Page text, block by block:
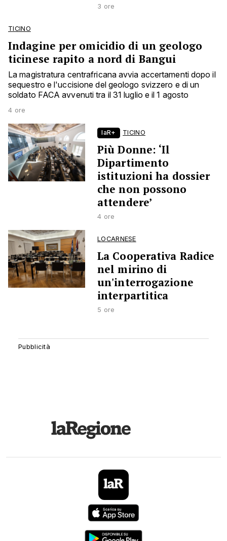
3 ore
TICINO
Indagine per omicidio di un geologo
ticinese rapito a nord di Bangui
La magistratura centrafricana avvia accertamenti dopo il
sequestro e l'uccisione del geologo svizzero e di un
soldato FACA avvenuti tra il 31 luglio e il 1 agosto
4 ore
laR+ TICINO
Più Donne: ‘Il
Dipartimento
istituzioni ha dossier
che non possono
attendere’
4 ore
LOCARNESE
La Cooperativa Radice
nel mirino di
un'interrogazione
interpartitica
5 ore